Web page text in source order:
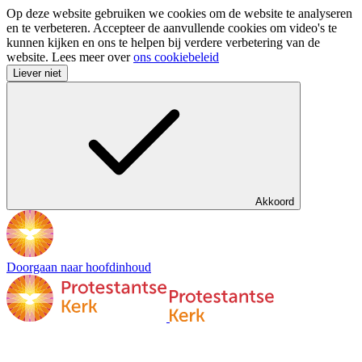
Op deze website gebruiken we cookies om de website te analyseren
en te verbeteren. Accepteer de aanvullende cookies om video's te
kunnen kijken en ons te helpen bij verdere verbetering van de
website. Lees meer overons cookiebeleid
Liever niet
Akkoord
Doorgaan naar hoofdinhoud